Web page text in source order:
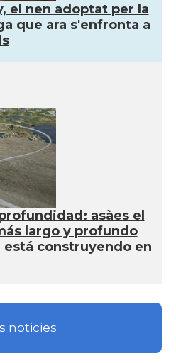
el nen adoptat per la
que ara s'enfronta a
asàes el
largo y profundo
construyendo en
noticies